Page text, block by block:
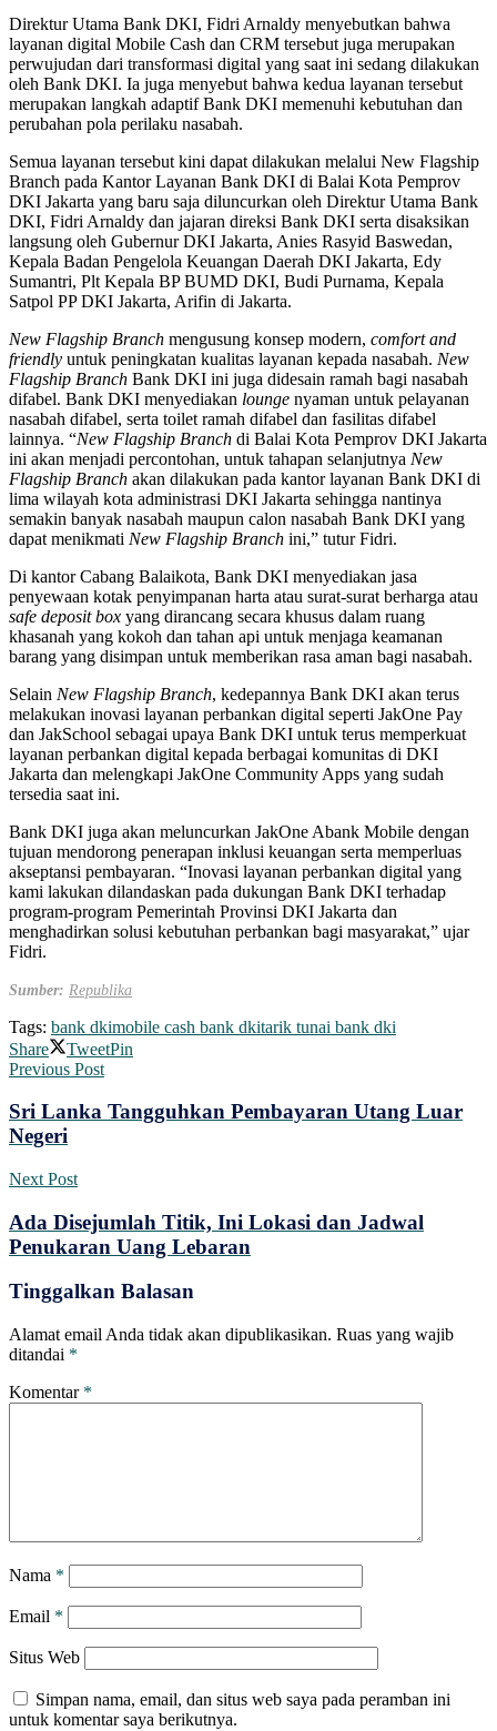
Direktur Utama Bank DKI, Fidri Arnaldy menyebutkan bahwa
layanan digital Mobile Cash dan CRM tersebut juga merupakan
perwujudan dari transformasi digital yang saat ini sedang dilakukan
oleh Bank DKI. Ia juga menyebut bahwa kedua layanan tersebut
merupakan langkah adaptif Bank DKI memenuhi kebutuhan dan
perubahan pola perilaku nasabah.
Semua layanan tersebut kini dapat dilakukan melalui New Flagship
Branch pada Kantor Layanan Bank DKI di Balai Kota Pemprov
DKI Jakarta yang baru saja diluncurkan oleh Direktur Utama Bank
DKI, Fidri Arnaldy dan jajaran direksi Bank DKI serta disaksikan
langsung oleh Gubernur DKI Jakarta, Anies Rasyid Baswedan,
Kepala Badan Pengelola Keuangan Daerah DKI Jakarta, Edy
Sumantri, Plt Kepala BP BUMD DKI, Budi Purnama, Kepala
Satpol PP DKI Jakarta, Arifin di Jakarta.
New Flagship Branch mengusung konsep modern, comfort and
friendly untuk peningkatan kualitas layanan kepada nasabah. New
Flagship Branch Bank DKI ini juga didesain ramah bagi nasabah
difabel. Bank DKI menyediakan lounge nyaman untuk pelayanan
nasabah difabel, serta toilet ramah difabel dan fasilitas difabel
lainnya. “New Flagship Branch di Balai Kota Pemprov DKI Jakarta
ini akan menjadi percontohan, untuk tahapan selanjutnya New
Flagship Branch akan dilakukan pada kantor layanan Bank DKI di
lima wilayah kota administrasi DKI Jakarta sehingga nantinya
semakin banyak nasabah maupun calon nasabah Bank DKI yang
dapat menikmati New Flagship Branch ini,” tutur Fidri.
Di kantor Cabang Balaikota, Bank DKI menyediakan jasa
penyewaan kotak penyimpanan harta atau surat-surat berharga atau
safe deposit box yang dirancang secara khusus dalam ruang
khasanah yang kokoh dan tahan api untuk menjaga keamanan
barang yang disimpan untuk memberikan rasa aman bagi nasabah.
Selain New Flagship Branch, kedepannya Bank DKI akan terus
melakukan inovasi layanan perbankan digital seperti JakOne Pay
dan JakSchool sebagai upaya Bank DKI untuk terus memperkuat
layanan perbankan digital kepada berbagai komunitas di DKI
Jakarta dan melengkapi JakOne Community Apps yang sudah
tersedia saat ini.
Bank DKI juga akan meluncurkan JakOne Abank Mobile dengan
tujuan mendorong penerapan inklusi keuangan serta memperluas
akseptansi pembayaran. “Inovasi layanan perbankan digital yang
kami lakukan dilandaskan pada dukungan Bank DKI terhadap
program-program Pemerintah Provinsi DKI Jakarta dan
menghadirkan solusi kebutuhan perbankan bagi masyarakat,” ujar
Fidri.
Sumber: Republika
Tags: bank dkimobile cash bank dkitarik tunai bank dki
Share
TweetPin
Previous Post
Sri Lanka Tangguhkan Pembayaran Utang Luar
Negeri
Next Post
Ada Disejumlah Titik, Ini Lokasi dan Jadwal
Penukaran Uang Lebaran
Tinggalkan Balasan
Alamat email Anda tidak akan dipublikasikan. Ruas yang wajib
ditandai *
Komentar *
Nama *
Email *
Situs Web
Simpan nama, email, dan situs web saya pada peramban ini
untuk komentar saya berikutnya.